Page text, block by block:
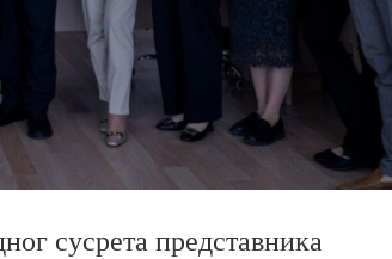
сусрета представника